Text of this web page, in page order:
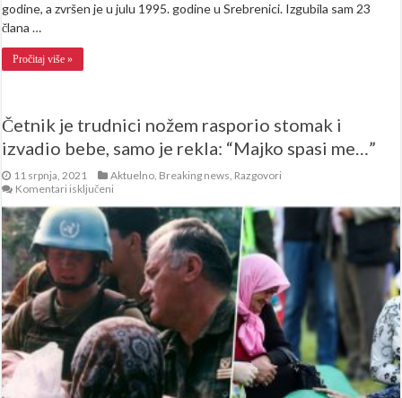
godine, a zvršen je u julu 1995. godine u Srebrenici. Izgubila sam 23
člana …
Pročitaj više »
Četnik je trudnici nožem rasporio stomak i
izvadio bebe, samo je rekla: “Majko spasi me…”
11 srpnja, 2021 Aktuelno Breaking news Razgovori
Komentari isključeni
trudnici
nožem
rasporio
stomak
izvadio
bebe,
samo
je
rekla:
“Majko
spasi
me…”